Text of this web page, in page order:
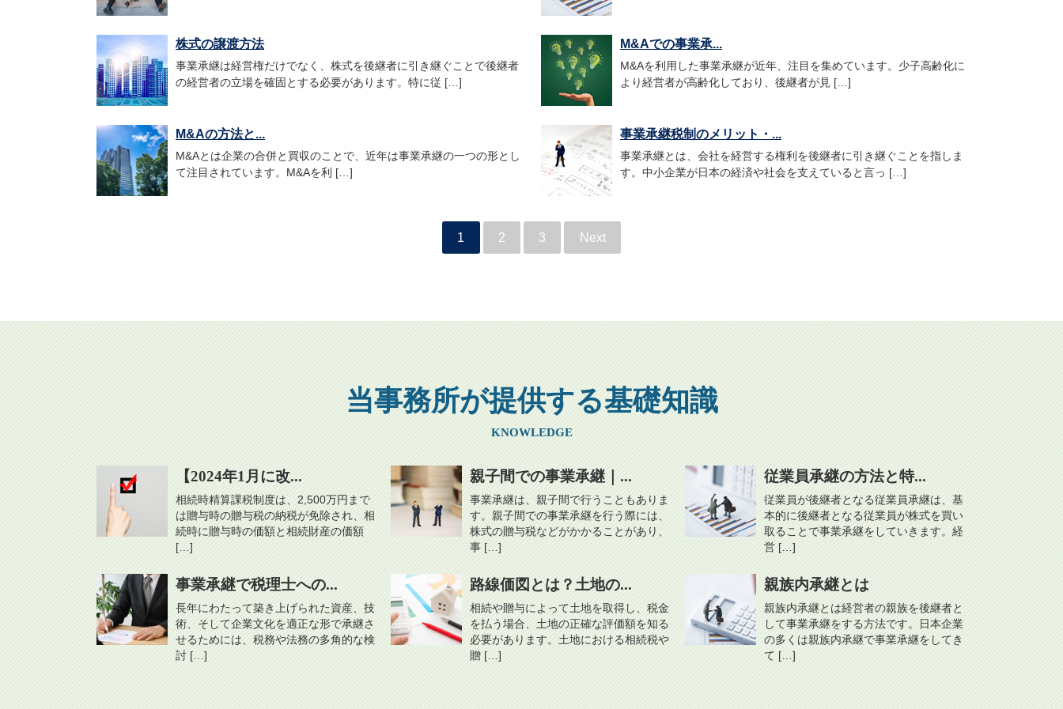
株式の譲渡方法
事業承継は経営権だけでなく、株式を後継者に引き継ぐことで後継者
の経営者の立場を確固とする必要があります。特に従 […]
M&Aでの事業承...
M&Aを利用した事業承継が近年、注目を集めています。少子高齢化に
より経営者が高齢化しており、後継者が見 […]
M&Aの方法と...
M&Aとは企業の合併と買収のことで、近年は事業承継の一つの形とし
て注目されています。M&Aを利 […]
事業承継税制のメリット・...
事業承継とは、会社を経営する権利を後継者に引き継ぐことを指しま
す。中小企業が日本の経済や社会を支えていると言っ […]
1 2 3 Next
当事務所が提供する基礎知識
KNOWLEDGE
【2024年1月に改...
相続時精算課税制度は、2,500万円まで
は贈与時の贈与税の納税が免除され、相
続時に贈与時の価額と相続財産の価額
[…]
親子間での事業承継｜...
事業承継は、親子間で行うこともありま
す。親子間での事業承継を行う際には、
株式の贈与税などがかかることがあり、
事 […]
従業員承継の方法と特...
従業員が後継者となる従業員承継は、基
本的に後継者となる従業員が株式を買い
取ることで事業承継をしていきます。経
営 […]
事業承継で税理士への...
長年にわたって築き上げられた資産、技
術、そして企業文化を適正な形で承継さ
せるためには、税務や法務の多角的な検
討 […]
路線価図とは？土地の...
相続や贈与によって土地を取得し、税金
を払う場合、土地の正確な評価額を知る
必要があります。土地における相続税や
贈 […]
親族内承継とは
親族内承継とは経営者の親族を後継者と
して事業承継をする方法です。日本企業
の多くは親族内承継で事業承継をしてき
て […]